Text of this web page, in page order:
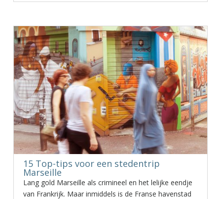
15 Top-tips voor een stedentrip
Marseille
Lang gold Marseille als crimineel en het lelijke eendje
van Frankrijk. Maar inmiddels is de Franse havenstad